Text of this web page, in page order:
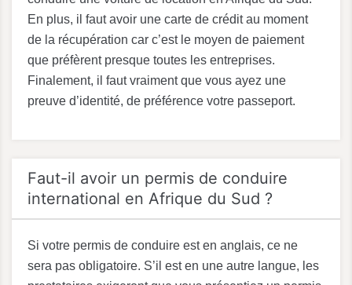
En plus, il faut avoir une carte de crédit au moment
de la récupération car c’est le moyen de paiement
que préfèrent presque toutes les entreprises.
Finalement, il faut vraiment que vous ayez une
preuve d’identité, de préférence votre passeport.
Faut-il avoir un permis de conduire
international en Afrique du Sud ?
Si votre permis de conduire est en anglais, ce ne
sera pas obligatoire. S’il est en une autre langue, les